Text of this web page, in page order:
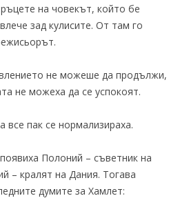
на човекът, който бе
зад кулисите. От там го
не можеше да продължи,
не можеха да се успокоят.
пак се нормализираха.
Полоний – съветник на
– кралят на Дания. Тогава
думите за Хамлет: